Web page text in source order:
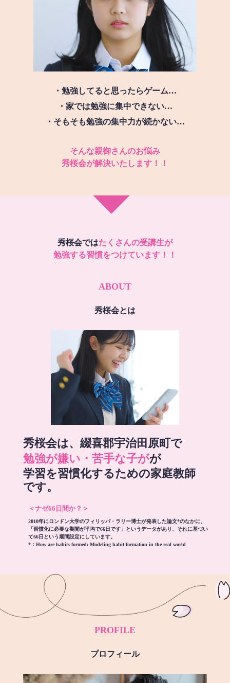
・勉強してると思ったらゲーム…
・家では勉強に集中できない…
・そもそも勉強の集中力が続かない…
そんな親御さんのお悩み
秀桜会が解決いたします！！
秀桜会ではたくさんの受講生が
勉強する習慣をつけています！！
ABOUT
秀桜会とは
秀桜会は、綴喜郡宇治田原町で
勉強が嫌い・苦手な子がが
学習を習慣化するための家庭教師
です。
＜ナゼ66日間か？＞
2010年にロンドン大学のフィリッパ・ラリー博士が発表した論文*のなかに、
「習慣化に必要な期間が平均で66日です」というデータがあり、それに基づい
て66日という期間設定にしています。
*： How are habits formed: Modeling habit formation in the real world
PROFILE
プロフィール